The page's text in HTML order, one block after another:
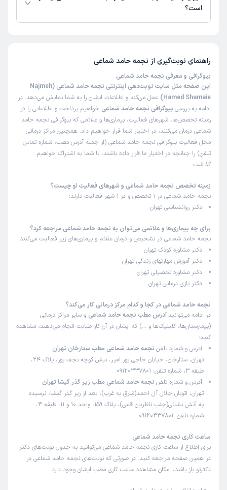
است؟
راهنمای نوبت‌گیری از نجمه حامد شماعی
بیوگرافی و معرفی نجمه حامد شماعی
این صفحه مثل سایت نوبت‌دهی اینترنتی نجمه حامد شماعی (Najmeh
Hamed Shamaie)
عمل می‌کند و اطلاعات ایشان را به شما نمایش می‌دهد. در
ادامه به بررسی بیوگرافی نجمه حامد شماعی خواهیم پرداخت و اطلاعاتی را در
زمینه تخصص‌ها، شهرهای فعالیت، بیماری‌ها و علائمی که بیوگرافی نجمه حامد
شماعی درمان می‌کنند، در اختیار شما قرار خواهیم داد. همچنین مراکز درمانی
محل فعالیت بیوگرافی نجمه حامد شماعی (از جمله آدرس مطب، شماره تماس
تلفن) را چنانچه در اختیار ما قرار داده باشند، با شما به اشتراک خواهیم
گذاشت.
زمینه تخصص نجمه حامد شماعی و شهرهای فعالیت او چیست؟
نجمه حامد شماعی در 1 تخصص و در 1 شهر فعالیت دارند:
دکتر روانشناسی تهران
برای چه بیماری‌ها و علائمی می‌توان به نجمه حامد شماعی مراجعه کرد؟
نجمه حامد شماعی در تشخیص و درمان علائم و بیماری‌های زیر فعالیت می‌کنند:
دکتر مشاوره کودک تهران
دکتر آموزش مهارتهای زندگی تهران
دکتر مشاوره تحصیلی تهران
دکتر بازی درمانی تهران
نجمه حامد شماعی در کجا و کدام مرکز درمانی کار می‌کند؟
در ادامه می‌توانید آدرس مطب نجمه حامد شماعی و سایر مراکز درمانی
(بیمارستان‌ها، کلینیک‌ها و …) که ایشان در آن کار طبابت انجام می‌دهند، مشاهده
کنید:
آدرس و شماره تلفن نجمه حامد شماعی مطب ستارخان تهران
تهران، ستارخان، خیابان حاجی پور امیر، نبش کوچه نجف پور، پلاک 24،
طبقه 3، شماره تلفن: 09120337801
آدرس و شماره تلفن نجمه حامد شماعی مطب زیر گذر گیشا تهران
تهران، اتوبان جلال آل احمد(شرق به غرب)، بعد از زیر گذر گیشا، نرسیده
به آتش نشانی(جنب ناظریان قمی)، پلاک 159، واحد 10 و 11، طبقه 3،
شماره تلفن: 09120337801
ساعت کاری نجمه حامد شماعی
برای اطلاع از ساعت کاری نجمه حامد شماعی می‌توانید به جدول نوبت‌های دکتر
در همین صفحه مراجعه کنید. در صورتی که نوبت‌های نجمه حامد شماعی در
دکترتو باز باشد، امکان مشاهده ساعت کاری مطب ایشان وجود دارد.